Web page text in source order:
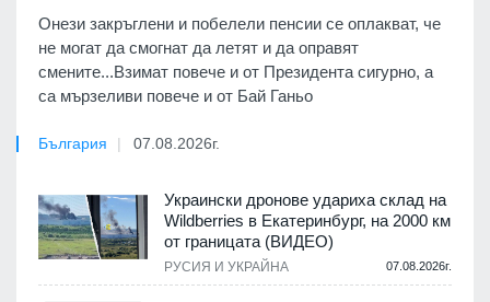
Онези закръглени и побелели пенсии се оплакват, че
не могат да смогнат да летят и да оправят
смените...Взимат повече и от Президента сигурно, а
са мързеливи повече и от Бай Ганьо
България 07.08.2026г.
Украински дронове удариха склад на
Wildberries в Екатеринбург, на 2000 км
от границата (ВИДЕО)
РУСИЯ И УКРАЙНА 07.08.2026г.